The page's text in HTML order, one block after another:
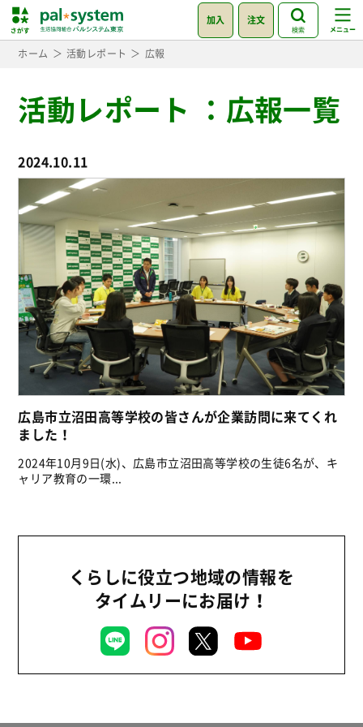
加入 注文
検索
ホーム 活動レポート 広報
活動レポート ： 広報一覧
2024.10.11
広島市立沼田高等学校の皆さんが企業訪問に来てくれ
ました！
2024年10月9日(水)、広島市立沼田高等学校の生徒6名が、キ
ャリア教育の一環...
くらしに役立つ地域の情報を
タイムリーにお届け！